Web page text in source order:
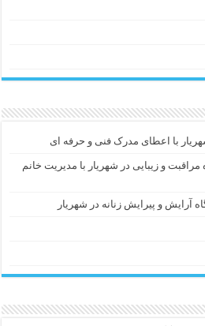
با اعطای مدرک فنی و حرفه ای
مراقبت و زیبایی در شهریار با مدیریت خانم
آرایش و پیرایش زنانه در شهریار